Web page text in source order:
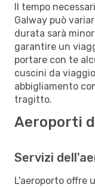
Il tempo
Galway può
durata sarà
garantire un
portare con te
cuscini da
abbigliamento
tragitto.
Aeroporti
Servizi
L'aeroporto offre